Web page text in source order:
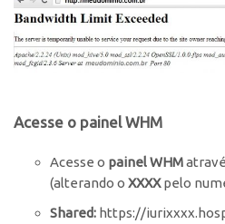
Acesse o painel WHM
Acesse o painelWHM
(alterando o XXXXpelo
Shared: https://